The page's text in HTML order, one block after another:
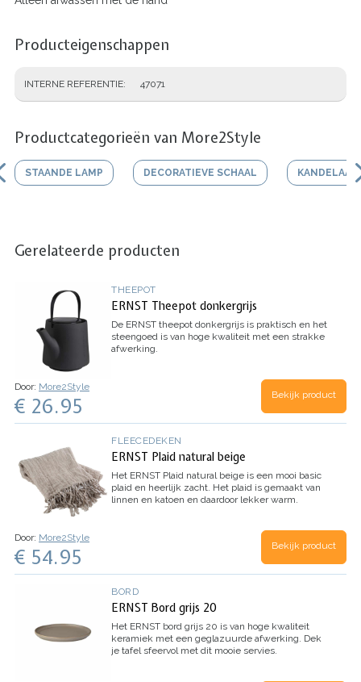
Producteigenschappen
INTERNE REFERENTIE 47071
Productcategorieën van More2Style
STAANDE LAMP DECORATIEVE SCHAAL KANDELAAR
Gerelateerde producten
THEEPOT
ERNST Theepot donkergrijs
De ERNST theepot donkergrijs is praktisch en het
steengoed is van hoge kwaliteit met een strakke
afwerking.
Door: More2Style
€ 26.95 Bekijk product
FLEECEDEKEN
ERNST Plaid natural beige
​Het ERNST Plaid natural beige is een mooi basic
plaid en heerlijk zacht. Het plaid is gemaakt van
linnen en katoen en daardoor lekker warm.
Door: More2Style
€ 54.95 Bekijk product
BORD
ERNST Bord grijs 20
Het ERNST bord grijs 20 is van hoge kwaliteit
keramiek met een geglazuurde afwerking. Dek
je tafel sfeervol met dit mooie servies.